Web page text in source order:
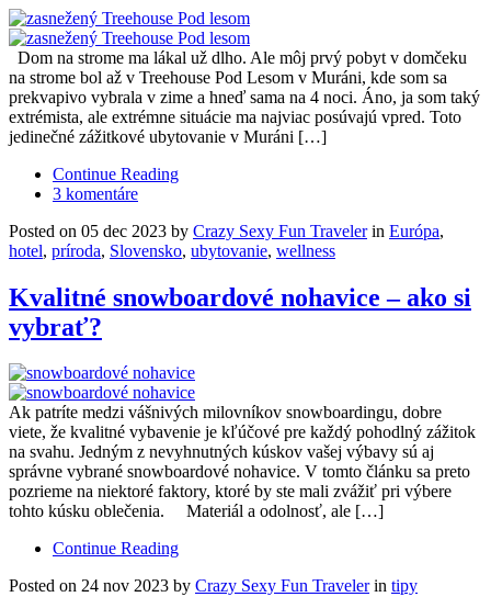
Dom na strome ma lákal už dlho. Ale môj prvý pobyt v domčeku
na strome bol až v Treehouse Pod Lesom v Muráni, kde som sa
prekvapivo vybrala v zime a hneď sama na 4 noci. Áno, ja som taký
extrémista, ale extrémne situácie ma najviac posúvajú vpred. Toto
jedinečné zážitkové ubytovanie v Muráni […]
Continue Reading
3 komentáre
Posted on 05 dec 2023 by Crazy Sexy Fun Travelerin Európa,
hotel, príroda, Slovensko, ubytovanie, wellness
Kvalitné snowboardové nohavice – ako si
vybrať?
Ak patríte medzi vášnivých milovníkov snowboardingu, dobre
viete, že kvalitné vybavenie je kľúčové pre každý pohodlný zážitok
na svahu. Jedným z nevyhnutných kúskov vašej výbavy sú aj
správne vybrané snowboardové nohavice. V tomto článku sa preto
pozrieme na niektoré faktory, ktoré by ste mali zvážiť pri výbere
tohto kúsku oblečenia. Materiál a odolnosť, ale […]
Continue Reading
Posted on 24 nov 2023 by Crazy Sexy Fun Travelerin tipy